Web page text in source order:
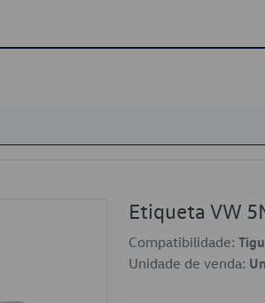
Etiqueta VW
Compatibilidade:
Unidade de venda: